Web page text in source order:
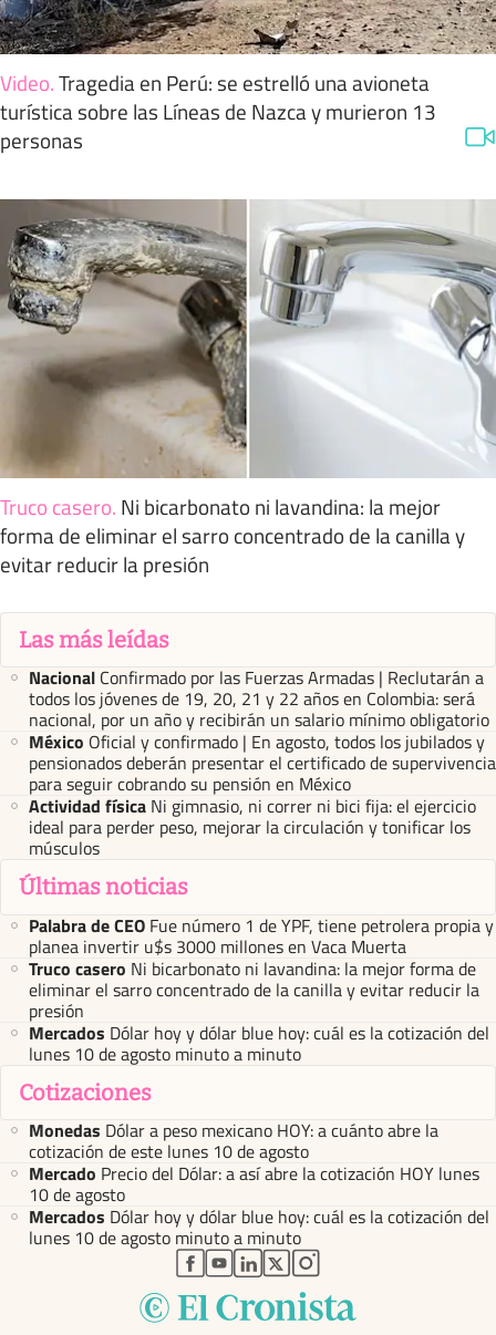
Video.Tragedia en Perú: se estrelló una avioneta
turística sobre las Líneas de Nazca y murieron 13
personas
Truco casero. Ni bicarbonato ni lavandina: la mejor
forma de eliminar el sarro concentrado de la canilla y
evitar reducir la presión
Las más leídas
Nacional Confirmado por las Fuerzas Armadas | Reclutarán a
todos los jóvenes de 19, 20, 21 y 22 años en Colombia: será
nacional, por un año y recibirán un salario mínimo obligatorio
México Oficial y confirmado | En agosto, todos los jubilados y
pensionados deberán presentar el certificado de supervivencia
para seguir cobrando su pensión en México
Actividad física Ni gimnasio, ni correr ni bici fija: el ejercicio
ideal para perder peso, mejorar la circulación y tonificar los
músculos
Últimas noticias
Palabra de CEO Fue número 1 de YPF, tiene petrolera propia y
planea invertir u$s 3000 millones en Vaca Muerta
Truco casero Ni bicarbonato ni lavandina: la mejor forma de
eliminar el sarro concentrado de la canilla y evitar reducir la
presión
Mercados Dólar hoy y dólar blue hoy: cuál es la cotización del
lunes 10 de agosto minuto a minuto
Cotizaciones
Monedas Dólar a peso mexicano HOY: a cuánto abre la
cotización de este lunes 10 de agosto
Mercado Precio del Dólar: a así abre la cotización HOY lunes
10 de agosto
Mercados Dólar hoy y dólar blue hoy: cuál es la cotización del
lunes 10 de agosto minuto a minuto
abre en nueva pestaña
abre en nueva pestaña
abre en nueva pestaña
abre en nueva pestaña
abre en nueva pestaña